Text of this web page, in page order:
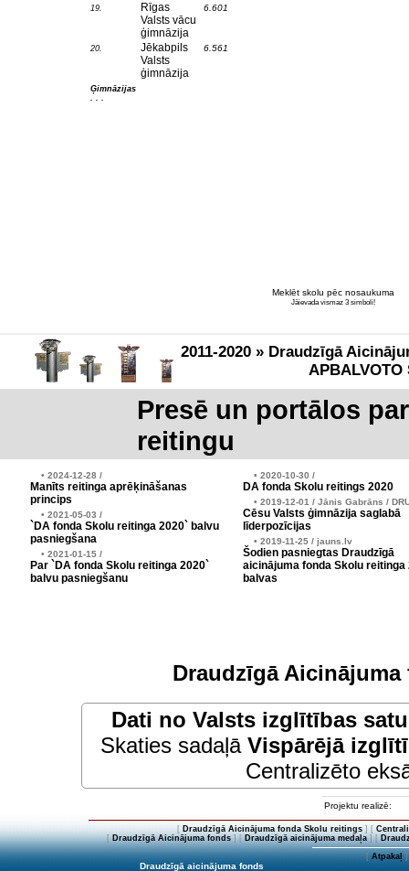
19.
Rīgas
Valsts vācu
ģimnāzija
6.601
20.
Jēkabpils
Valsts
ģimnāzija
6.561
Ģimnāzijas
. . .
Meklēt skolu pēc nosaukuma
Jāievada vismaz 3 simboli!
2011-2020 » Draudzīgā
APBALVOTO
Presē un portālos
reitingu
• 2024-12-28 /
Manīts reitinga aprēķināšanas
princips
• 2021-05-03 /
`DA fonda Skolu reitinga 2020` balvu
pasniegšana
• 2021-01-15 /
Par `DA fonda Skolu reitinga 2020`
balvu pasniegšanu
• 2020-10-30 /
DA fonda Skolu reitings 2020
• 2019-12-01 / Jānis Gabrāns /
Cēsu Valsts ģimnāzija saglabā
līderpozīcijas
• 2019-11-25 / jauns.lv
Šodien pasniegtas Draudzīgā
aicinājuma fonda Skolu reitinga
balvas
Draudzīgā
Dati no Valsts izglītības
Skaties sadaļā Vispārējā
Centralizēto
Projektu realizē:
[ Draudzīgā Aicinājuma fonda Skolu reitings] [
[Draudzīgā Aicinājuma fonds] [Draudzīgā aicinājuma medaļa] [
[Atpakaļ]
Draudzīgā aicinājuma fonds